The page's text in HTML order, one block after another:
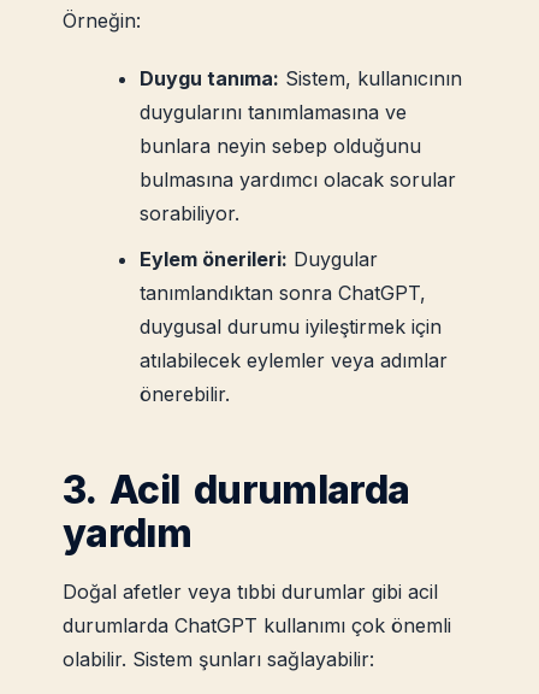
Örneğin:
Duygu tanıma: Sistem, kullanıcının
duygularını tanımlamasına ve
bunlara neyin sebep olduğunu
bulmasına yardımcı olacak sorular
sorabiliyor.
Eylem önerileri: Duygular
tanımlandıktan sonra ChatGPT,
duygusal durumu iyileştirmek için
atılabilecek eylemler veya adımlar
önerebilir.
3. Acil durumlarda
yardım
Doğal afetler veya tıbbi durumlar gibi acil
durumlarda ChatGPT kullanımı çok önemli
olabilir. Sistem şunları sağlayabilir: